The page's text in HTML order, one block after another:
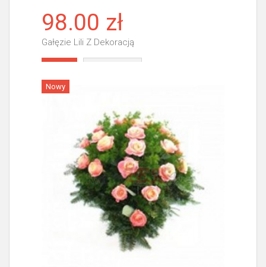
98.00 zł
Gałęzie Lili Z Dekoracją
Nowy